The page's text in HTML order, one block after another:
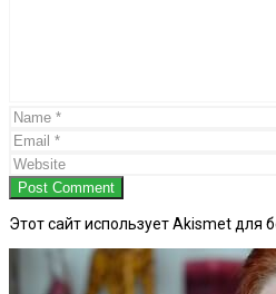
Post Comment
Этот сайт использует Akismet для